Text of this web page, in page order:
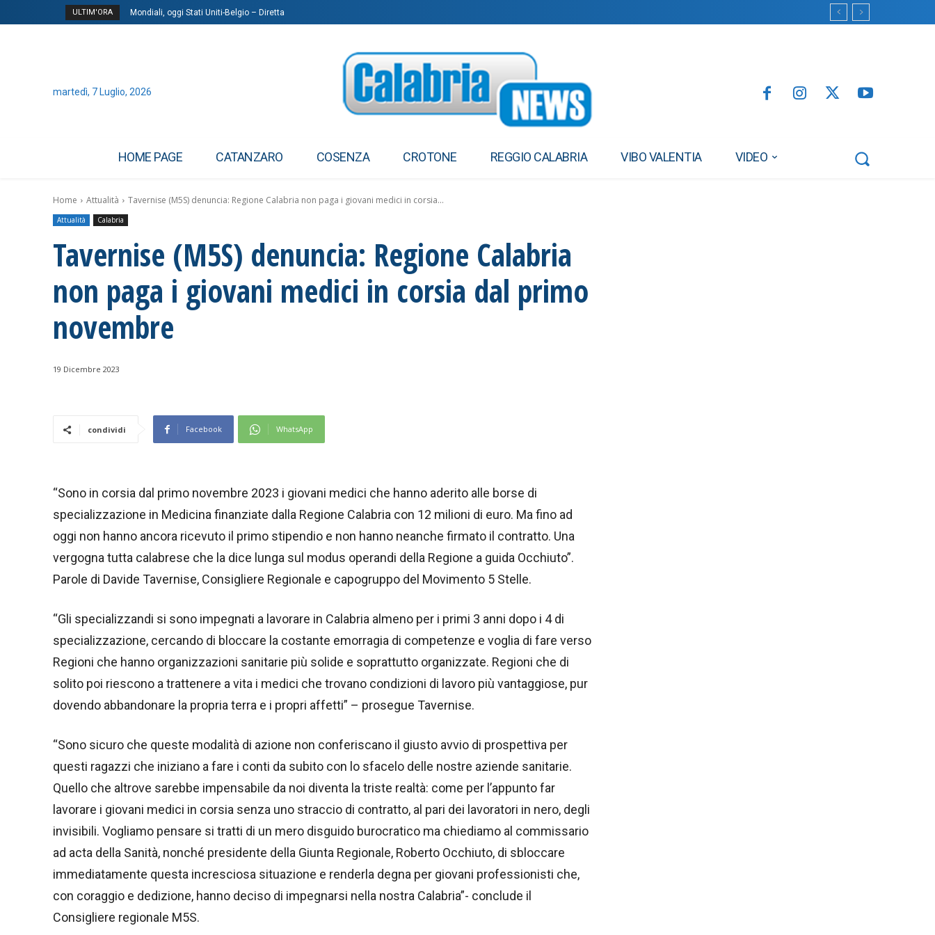
ULTIM'ORA Mondiali, oggi Stati Uniti-Belgio – Diretta
Dal microbiota una speranza contro l’epilessia resistente, lo studio italiano
martedì, 7 Luglio, 2026
HOME PAGE CATANZARO COSENZA CROTONE REGGIO CALABRIA VIBO VALENTIA VIDEO
Home Attualità Tavernise (M5S) denuncia: Regione Calabria non paga i giovani medici in corsia...
Attualità Calabria
Tavernise (M5S) denuncia: Regione Calabria
non paga i giovani medici in corsia dal primo
novembre
19 Dicembre 2023
condividi Facebook WhatsApp
“Sono in corsia dal primo novembre 2023 i giovani medici che hanno aderito alle borse di
specializzazione in Medicina finanziate dalla Regione Calabria con 12 milioni di euro. Ma fino ad
oggi non hanno ancora ricevuto il primo stipendio e non hanno neanche firmato il contratto. Una
vergogna tutta calabrese che la dice lunga sul modus operandi della Regione a guida Occhiuto”.
Parole di Davide Tavernise, Consigliere Regionale e capogruppo del Movimento 5 Stelle.
“Gli specializzandi si sono impegnati a lavorare in Calabria almeno per i primi 3 anni dopo i 4 di
specializzazione, cercando di bloccare la costante emorragia di competenze e voglia di fare verso
Regioni che hanno organizzazioni sanitarie più solide e soprattutto organizzate. Regioni che di
solito poi riescono a trattenere a vita i medici che trovano condizioni di lavoro più vantaggiose, pur
dovendo abbandonare la propria terra e i propri affetti” – prosegue Tavernise.
“Sono sicuro che queste modalità di azione non conferiscano il giusto avvio di prospettiva per
questi ragazzi che iniziano a fare i conti da subito con lo sfacelo delle nostre aziende sanitarie.
Quello che altrove sarebbe impensabile da noi diventa la triste realtà: come per l’appunto far
lavorare i giovani medici in corsia senza uno straccio di contratto, al pari dei lavoratori in nero, degli
invisibili. Vogliamo pensare si tratti di un mero disguido burocratico ma chiediamo al commissario
ad acta della Sanità, nonché presidente della Giunta Regionale, Roberto Occhiuto, di sbloccare
immediatamente questa incresciosa situazione e renderla degna per giovani professionisti che,
con coraggio e dedizione, hanno deciso di impegnarsi nella nostra Calabria”- conclude il
Consigliere regionale M5S.